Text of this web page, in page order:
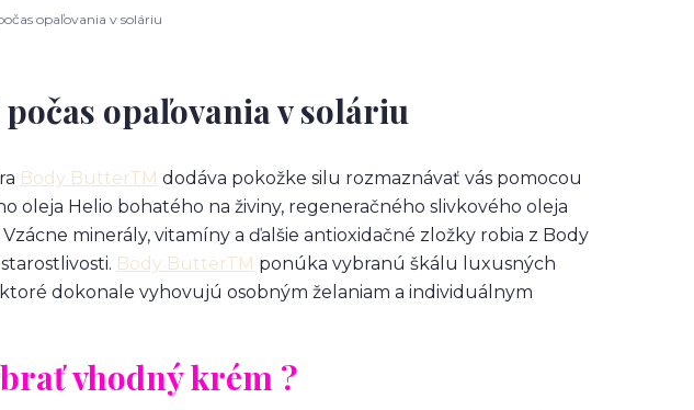
opaľovania v soláriu
opaľovania v soláriu
Body ButterTM dodáva pokožke silu rozmaznávať vás pomocou
oleja Helio bohatého na živiny, regeneračného slivkového oleja
minerály, vitamíny a ďalšie antioxidačné zložky robia z Body
Body ButterTM ponúka vybranú škálu luxusných
dokonale vyhovujú osobným želaniam a individuálnym
vhodný krém ?